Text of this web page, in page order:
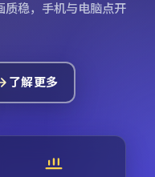
质稳，手机与电脑点开
了解更多